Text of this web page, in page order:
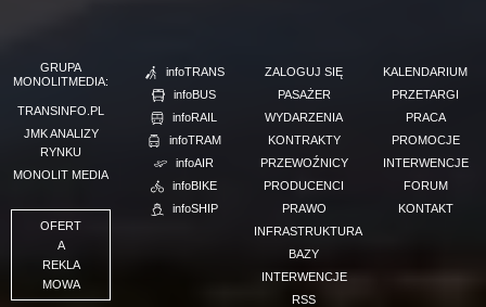
GRUPA
MONOLITMEDIA:
TRANSINFO.PL
JMK ANALIZY
RYNKU
MONOLIT MEDIA
OFERT
A
REKLA
MOWA
infoTRANS
infoBUS
infoRAIL
infoTRAM
infoAIR
infoBIKE
infoSHIP
ZALOGUJ SIĘ
PASAŻER
WYDARZENIA
KONTRAKTY
PRZEWOŹNICY
PRODUCENCI
PRAWO
INFRASTRUKTURA
BAZY
INTERWENCJE
RSS
KALENDARIUM
PRZETARGI
PRACA
PROMOCJE
INTERWENCJE
FORUM
KONTAKT